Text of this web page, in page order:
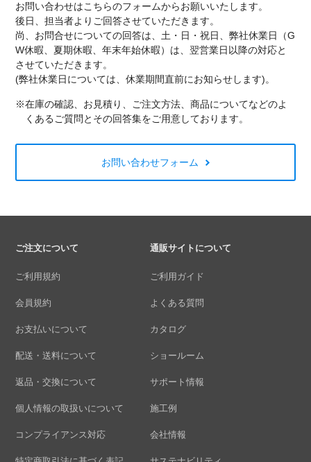
お問い合わせはこちらのフォームからお願いいたします。
後日、担当者よりご回答させていただきます。
尚、お問合せについての回答は、土・日・祝日、弊社休業日（G
W休暇、夏期休暇、年末年始休暇）は、翌営業日以降の対応と
させていただきます。
(弊社休業日については、休業期間直前にお知らせします)。
※在庫の確認、お見積り、ご注文方法、商品についてなどのよ
くあるご質問とその回答集をご用意しております。
お問い合わせフォーム
ご注文について
ご利用規約
会員規約
お支払いについて
配送・送料について
返品・交換について
個人情報の取扱いについて
コンプライアンス対応
通販サイトについて
ご利用ガイド
よくある質問
カタログ
ショールーム
サポート情報
施工例
会社情報